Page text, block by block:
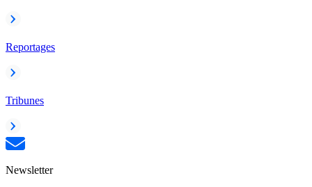
Reportages
Tribunes
Newsletter